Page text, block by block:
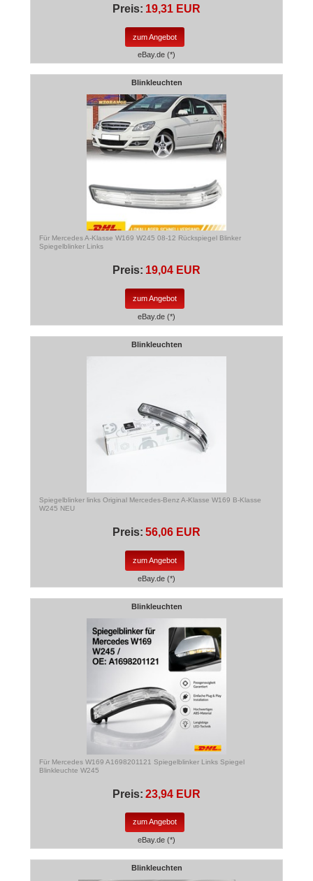
Preis: 19,31 EUR
zum Angebot
eBay.de (*)
Blinkleuchten
Für Mercedes A-Klasse W169 W245 08-12 Rückspiegel Blinker
Spiegelblinker Links
Preis: 19,04 EUR
zum Angebot
eBay.de (*)
Blinkleuchten
Spiegelblinker links Original Mercedes-Benz A-Klasse W169 B-Klasse
W245 NEU
Preis: 56,06 EUR
zum Angebot
eBay.de (*)
Blinkleuchten
Für Mercedes W169 A1698201121 Spiegelblinker Links Spiegel
Blinkleuchte W245
Preis: 23,94 EUR
zum Angebot
eBay.de (*)
Blinkleuchten